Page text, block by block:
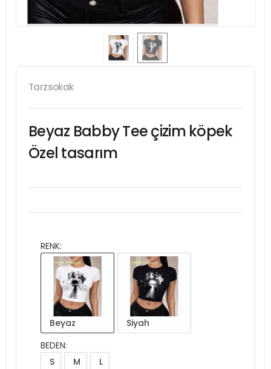
Tarzsokak
Beyaz Babby Tee çizim köpek
Özel tasarım
RENK:
Beyaz
Siyah
BEDEN:
S
M L